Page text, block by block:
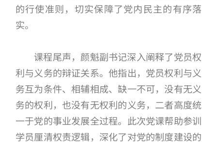
的行使准则，切实保障了党内民主的有序落
实。
课程尾声，颜魁副书记深入阐释了党员权
利与义务的辩证关系。他指出，党员权利与义
务互为条件、相辅相成、缺一不可，没有无义
务的权利，也没有无权利的义务，二者高度统
一于党的事业发展全过程。此次党课帮助参训
学员厘清权责逻辑，深化了对党的制度建设的